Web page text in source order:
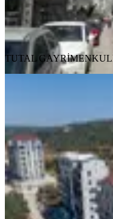
TUTAL GAYRİMENKUL
Ara
TUTAL GAYRİMENKUL
3+1·145
5.250.000